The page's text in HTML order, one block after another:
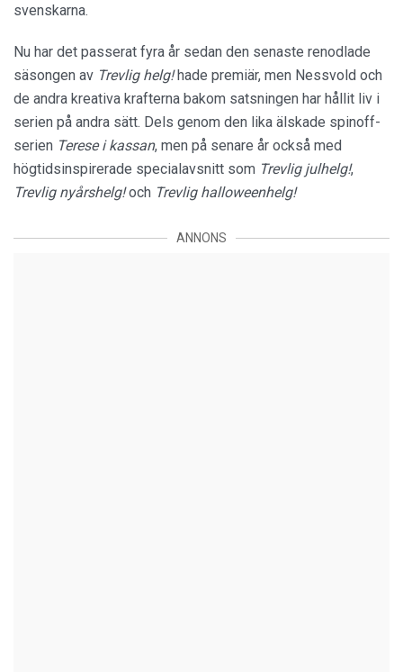
svenskarna.
Nu har det passerat fyra år sedan den senaste renodlade
säsongen av Trevlig helg!hade premiär, men Nessvold och
de andra kreativa krafterna bakom satsningen har hållit liv i
serien på andra sätt. Dels genom den lika älskade spinoff-
serien Terese i kassan, men på senare år också med
högtidsinspirerade specialavsnitt som Trevlig julhelg!,
Trevlig nyårshelg!och Trevlig halloweenhelg!
ANNONS